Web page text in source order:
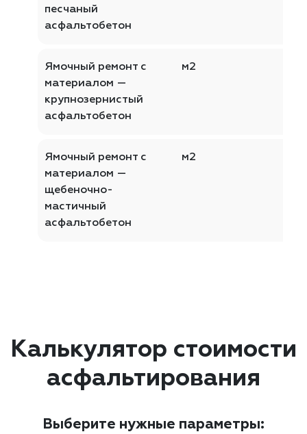
песчаный
асфальтобетон
Ямочный ремонт с
материалом —
крупнозернистый
асфальтобетон
м2
Ямочный ремонт с
материалом —
щебеночно-
мастичный
асфальтобетон
м2
Калькулятор стоимости
асфальтирования
Выберите нужные параметры: